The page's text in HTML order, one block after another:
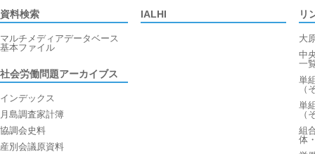
資料検索
マルチメディアデータベース
基本ファイル
社会労働問題アーカイブス
インデックス
月島調査家計簿
協調会史料
産別会議原資料
IALHI リ
大
中
一
単
（
単
（
組
体